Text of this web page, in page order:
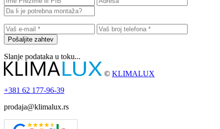
Pošaljite zahtev
Slanje podataka u toku...
© KLIMALUX
+381 62 177-96-39
prodaja@klimalux.rs